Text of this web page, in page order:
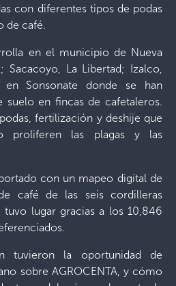
con diferentes tipos de podas
de café.
en el municipio de Nueva
Sacacoyo, La Libertad; Izalco,
en Sonsonate donde se han
suelo en fincas de cafetaleros.
fertilización y deshije que
proliferen las plagas y las
con un mapeo digital de
café de las seis cordilleras
tuvo lugar gracias a los 10,846
tuvieron la oportunidad de
sobre AGROCENTA, y cómo